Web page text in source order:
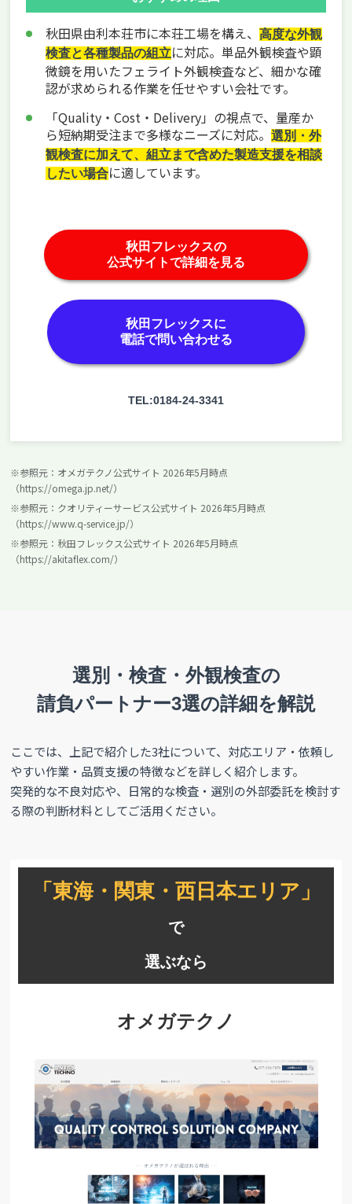
秋田県由利本荘市に本荘工場を構え、高度な外観
検査と各種製品の組立に対応。単品外観検査や顕
微鏡を用いたフェライト外観検査など、細かな確
認が求められる作業を任せやすい会社です。
「Quality・Cost・Delivery」の視点で、量産か
ら短納期受注まで多様なニーズに対応。選別・外
観検査に加えて、組立まで含めた製造支援を相談
したい場合に適しています。
秋田フレックスの
公式サイトで詳細を見る
秋田フレックスに
電話で問い合わせる
TEL:0184-24-3341
※参照元：オメガテクノ公式サイト 2026年5月時点
（https://omega.jp.net/）
※参照元：クオリティーサービス公式サイト 2026年5月時点
（https://www.q-service.jp/）
※参照元：秋田フレックス公式サイト 2026年5月時点
（https://akitaflex.com/）
選別・検査・外観検査の
請負パートナー3選の詳細を解説
ここでは、上記で紹介した3社について、対応エリア・依頼し
やすい作業・品質支援の特徴などを詳しく紹介します。
突発的な不良対応や、日常的な検査・選別の外部委託を検討す
る際の判断材料としてご活用ください。
「東海・関東・西日本エリア」
で
選ぶなら
オメガテクノ